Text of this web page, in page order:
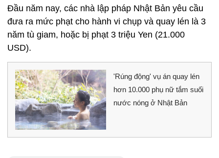
Đầu năm nay, các nhà lập pháp Nhật Bản yêu cầu
đưa ra mức phạt cho hành vi chụp và quay lén là 3
năm tù giam, hoặc bị phạt 3 triệu Yen (21.000
USD).
'Rúng động' vụ án quay lén
hơn 10.000 phụ nữ tắm suối
nước nóng ở Nhật Bản